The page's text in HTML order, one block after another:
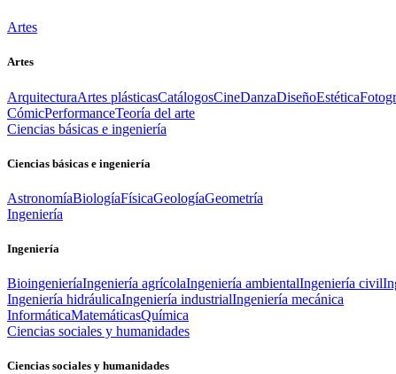
Artes
Artes
ArquitecturaArtes plásticasCatálogosCineDanzaDiseñoEstética
CómicPerformanceTeoría del arte
Ciencias básicas e ingeniería
Ciencias básicas e ingeniería
AstronomíaBiologíaFísicaGeologíaGeometría
Ingeniería
Ingeniería
BioingenieríaIngeniería agrícolaIngeniería ambientalIngeniería civil
Ingeniería hidráulicaIngeniería industrialIngeniería mecánica
InformáticaMatemáticasQuímica
Ciencias sociales y humanidades
Ciencias sociales y humanidades